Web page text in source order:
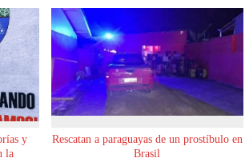
y
la
Rescatan a paraguayas de un prostíbulo en
Brasil